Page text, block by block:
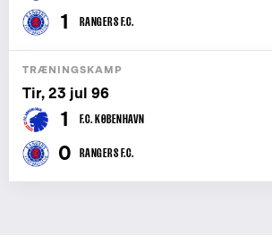
1 RANGERS F.C.
TRÆNINGSKAMP
Tir, 23 jul 96
1 F.C. KØBENHAVN
0 RANGERS F.C.